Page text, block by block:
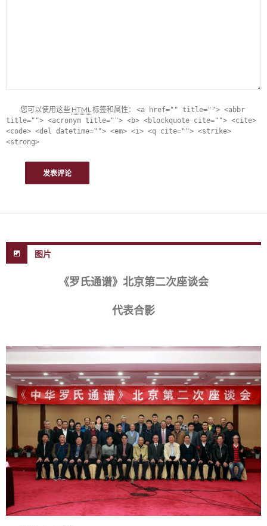
您可以使用这些 HTML标签和属性： <a href="" title=""> <abbr
title=""> <acronym title=""> <b> <blockquote cite=""> <cite>
<code> <del datetime=""> <em> <i> <q cite=""> <strike>
<strong>
图片
《罗氏通谱》北京第二次座谈会
代表合影